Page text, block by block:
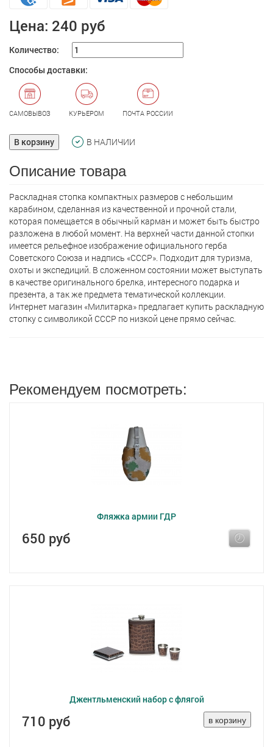
Цена: 240 руб
Количество:
Способы доставки:
САМОВЫВОЗ КУРЬЕРОМ ПОЧТА РОССИИ
В корзину В НАЛИЧИИ
Описание товара
Раскладная стопка компактных размеров с небольшим
карабином, сделанная из качественной и прочной стали,
которая помещается в обычный карман и может быть быстро
разложена в любой момент. На верхней части данной стопки
имеется рельефное изображение официального герба
Советского Союза и надпись «СССР». Подходит для туризма,
охоты и экспедиций. В сложенном состоянии может выступать
в качестве оригинального брелка, интересного подарка и
презента, а так же предмета тематической коллекции.
Интернет магазин «Милитарка» предлагает кyпить раскладную
стопку с символикой СССР по низкой цене прямо сейчас.
Рекомендуем посмотреть:
Фляжка армии ГДР
650 руб
Джентльменский набор с флягой
710 руб